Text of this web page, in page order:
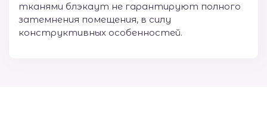
тканями блэкаут не гарантируют полного
затемнения помещения, в силу
конструктивных особенностей.